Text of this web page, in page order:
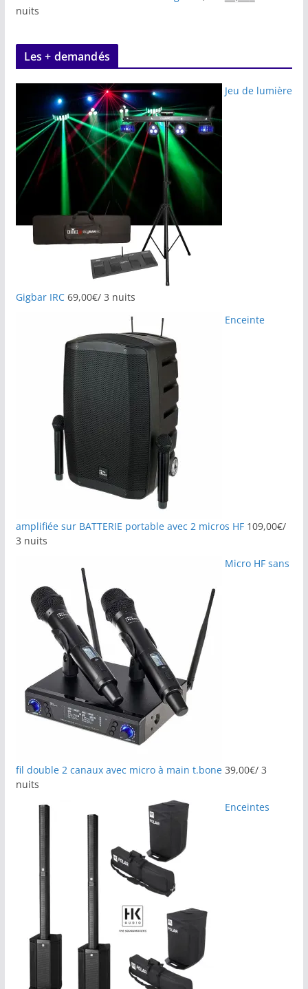
nuits
Les + demandés
Jeu de lumière
Gigbar IRC 69,00€/ 3 nuits
Enceinte
amplifiée sur BATTERIE portable avec 2 micros HF 109,00€/
3 nuits
Micro HF sans
fil double 2 canaux avec micro à main t.bone 39,00€/ 3
nuits
Enceintes